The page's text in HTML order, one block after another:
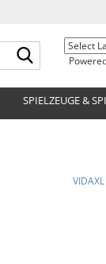
Suche...
SPIELZEUGE &
VIDAXL